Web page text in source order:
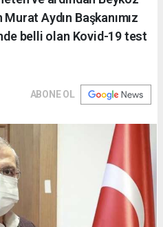
Aydın Başkanımız
belli olan Kovid-19 test
ABONE OL